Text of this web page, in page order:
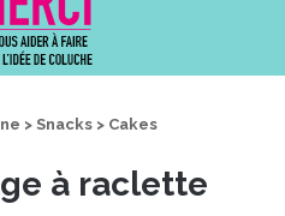
> Snacks > Cakes
à raclette